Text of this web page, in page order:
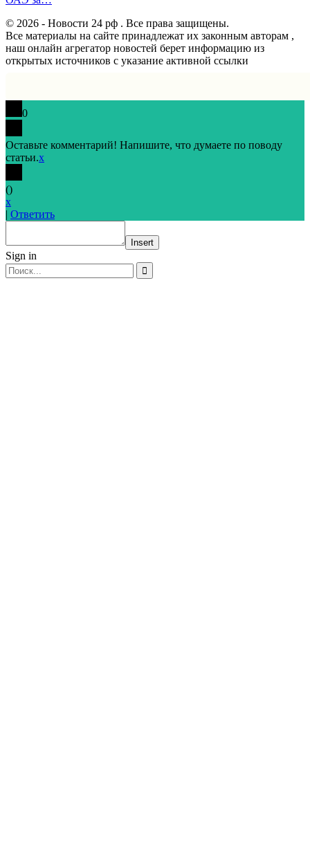
© 2026 - Новости 24 рф . Все права защищены.
Все материалы на сайте принадлежат их законным авторам ,
наш онлайн агрегатор новостей берет информацию из
открытых источников с указание активной ссылки
0
Оставьте комментарий! Напишите, что думаете по поводу
статьи.x
()
x
| Ответить
Insert
Sign in